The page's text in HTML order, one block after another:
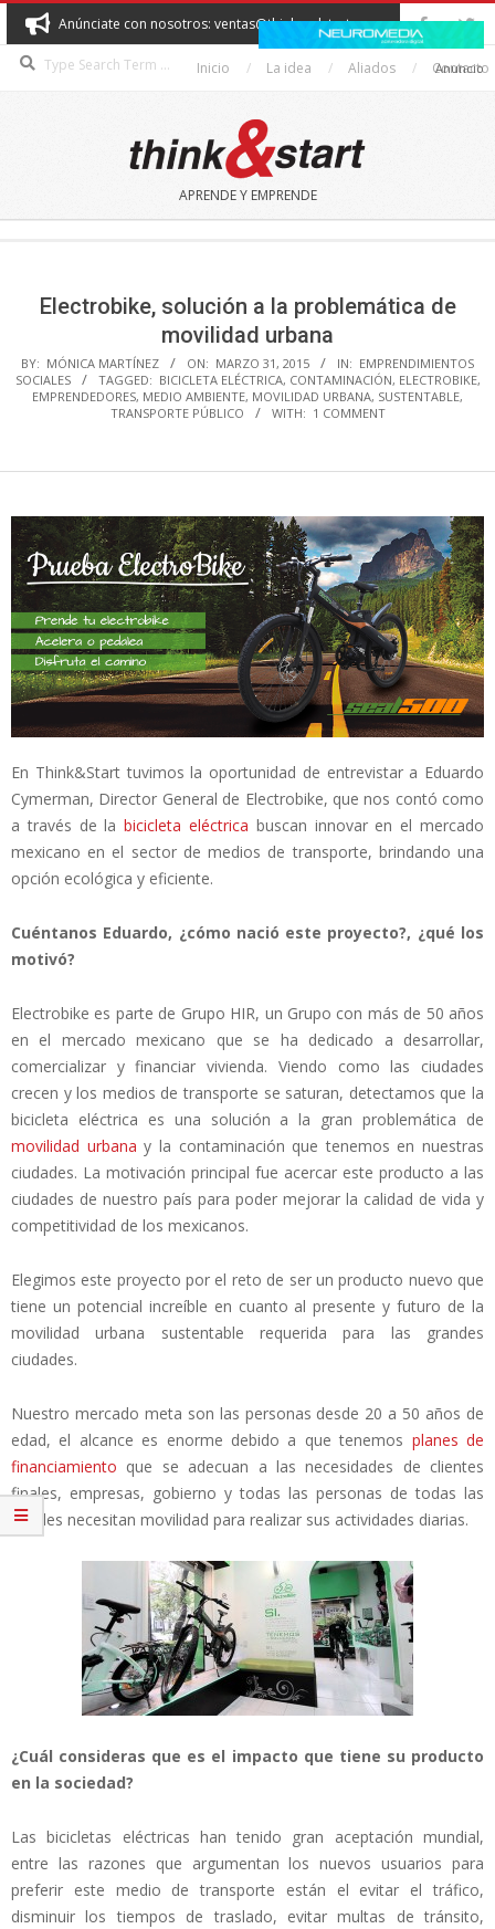
Skip
to
content
Anúnciate con nosotros: ventas@thinkandstart.com
Inicio La idea Aliados Contacto
THINK&START
APRENDE Y EMPRENDE
Anuncio
Electrobike, solución a la problemática de
movilidad urbana
BY: MÓNICA MARTÍNEZ ON: MARZO 31, 2015 IN: EMPRENDIMIENTOS
SOCIALES
TAGGED: BICICLETA ELÉCTRICA, CONTAMINACIÓN, ELECTROBIKE,
EMPRENDEDORES, MEDIO AMBIENTE, MOVILIDAD URBANA, SUSTENTABLE,
TRANSPORTE PÚBLICO
WITH: 1 COMMENT
En Think&Start tuvimos la oportunidad de entrevistar a Eduardo
Cymerman, Director General de Electrobike, que nos contó como
a través de labicicleta eléctrica buscan innovar en el mercado
mexicano en el sector de medios de transporte, brindando una
opción ecológica y eficiente.
Cuéntanos Eduardo, ¿cómo nació este proyecto?, ¿qué los
motivó?
Electrobike es parte de Grupo HIR, un Grupo con más de 50 años
en el mercado mexicano que se ha dedicado a desarrollar,
comercializar y financiar vivienda. Viendo como las ciudades
crecen y los medios de transporte se saturan, detectamos que la
bicicleta eléctrica es una solución a la gran problemática de
movilidad urbana y la contaminación que tenemos en nuestras
ciudades. La motivación principal fue acercar este producto a las
ciudades de nuestro país para poder mejorar la calidad de vida y
competitividad de los mexicanos.
Elegimos este proyecto por el reto de ser un producto nuevo que
tiene un potencial increíble en cuanto al presente y futuro de la
movilidad urbana sustentable requerida para las grandes
ciudades.
Nuestro mercado meta son las personas desde 20 a 50 años de
edad, el alcance es enorme debido a que tenemos planes de
financiamiento que se adecuan a las necesidades de clientes
finales, empresas, gobierno y todas las personas de todas las
edades necesitan movilidad para realizar sus actividades diarias.
¿Cuál consideras que es el impacto que tiene su producto
en la sociedad?
Las bicicletas eléctricas han tenido gran aceptación mundial,
entre las razones que argumentan los nuevos usuarios para
preferir este medio de transporte están el evitar el tráfico,
disminuir los tiempos de traslado, evitar multas de tránsito,